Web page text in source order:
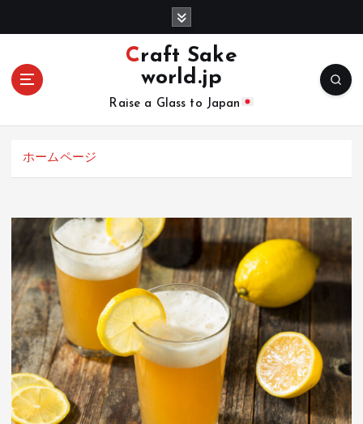
Craft Sake
world.jp
Raise a Glass to Japan
ホームページ